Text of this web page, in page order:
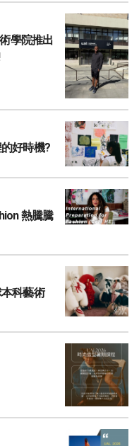
學院推出
好時機?
熱騰騰
科藝術